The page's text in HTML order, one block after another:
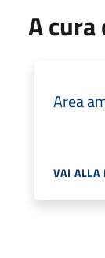
A cura
Area
VAI ALLA